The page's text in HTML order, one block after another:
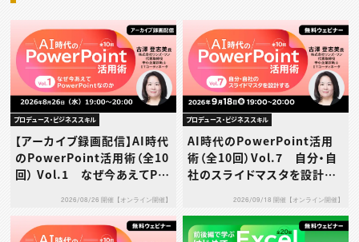
プロデュース・ビジネススキル
【アーカイブ録画配信】AI時代
のPowerPoint活用術（全10
回） Vol.1 なぜ今あえてPo
2026/08/26 開催【オンライン開催】
プロデュース・ビジネススキル
AI時代のPowerPoint活用
術（全10回）Vol.7 自分・自
社のスライドマスタを設計す
2026/09/18 開催【オンライン開催】